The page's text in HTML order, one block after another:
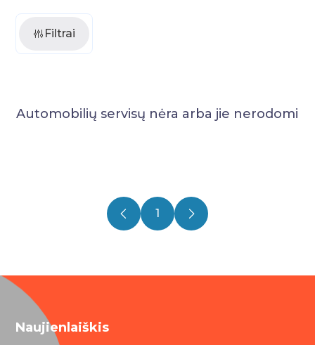
Filtrai
Automobilių servisų nėra arba jie nerodomi
1
Naujienlaiškis